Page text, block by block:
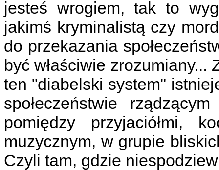
jesteś wrogiem, tak to
jakimś kryminalistą czy
do przekazania
być właściwie zrozumiany...
ten "diabelski system"
społeczeństwie
pomiędzy przyjaciółmi,
muzycznym, w grupie
Czyli tam, gdzie